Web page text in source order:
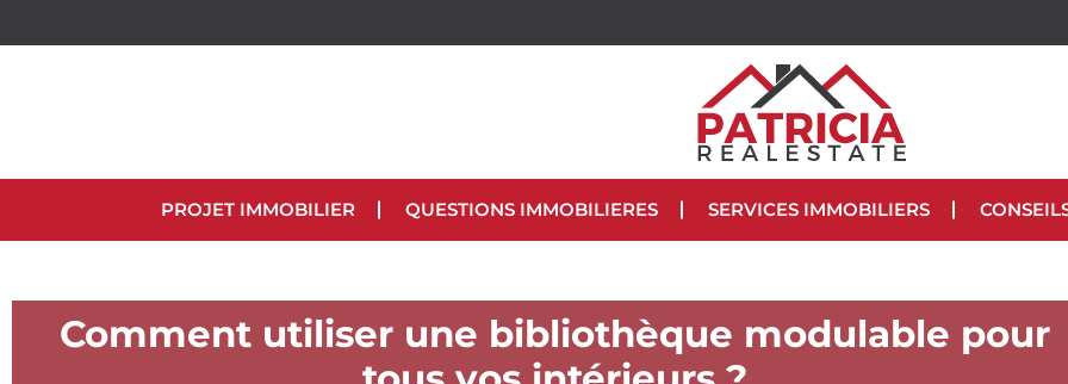
PROJET IMMOBILIER QUESTIONS IMMOBILIERES SERVICES IMMOBILIERS
Comment utiliser une bibliothèque modulable pour